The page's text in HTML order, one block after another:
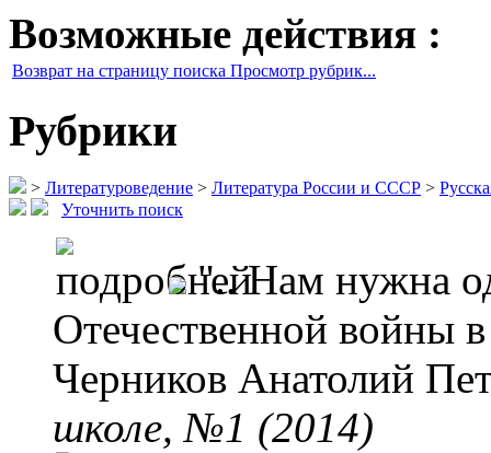
Возможные действия :
Возврат на страницу поиска Просмотр рубрик...
Рубрики
> Литературоведение > Литература России и СССР >
Уточнить поиск
".. Нам нужна
Отечественной войны
Черников Анатолий
школе, №1 (2014)